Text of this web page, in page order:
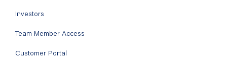
Investors
Team Member Access
Customer Portal